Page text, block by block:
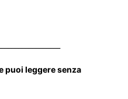
puoi leggere senza